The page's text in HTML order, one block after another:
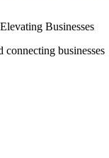
businesses